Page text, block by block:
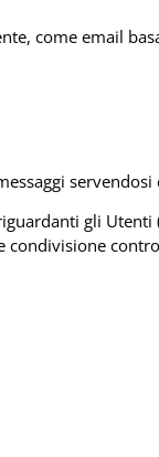
come email
gli